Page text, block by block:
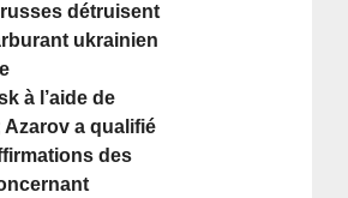
détruisent
ukrainien
à l’aide de
Azarov a qualifié
des